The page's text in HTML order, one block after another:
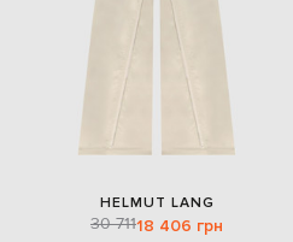
HELMUT LANG
30 71118 406 грн